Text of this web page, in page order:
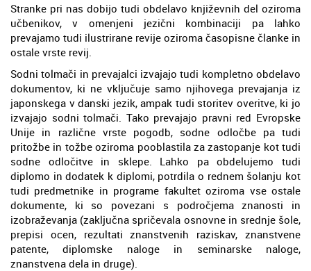
Stranke pri nas dobijo tudi obdelavo književnih del oziroma
učbenikov, v omenjeni jezični kombinaciji pa lahko
prevajamo tudi ilustrirane revije oziroma časopisne članke in
ostale vrste revij.
Sodni tolmači in prevajalci izvajajo tudi kompletno obdelavo
dokumentov, ki ne vključuje samo njihovega prevajanja iz
japonskega v danski jezik, ampak tudi storitev overitve, ki jo
izvajajo sodni tolmači. Tako prevajajo pravni red Evropske
Unije in različne vrste pogodb, sodne odločbe pa tudi
pritožbe in tožbe oziroma pooblastila za zastopanje kot tudi
sodne odločitve in sklepe. Lahko pa obdelujemo tudi
diplomo in dodatek k diplomi, potrdila o rednem šolanju kot
tudi predmetnike in programe fakultet oziroma vse ostale
dokumente, ki so povezani s področjema znanosti in
izobraževanja (zaključna spričevala osnovne in srednje šole,
prepisi ocen, rezultati znanstvenih raziskav, znanstvene
patente, diplomske naloge in seminarske naloge,
znanstvena dela in druge).